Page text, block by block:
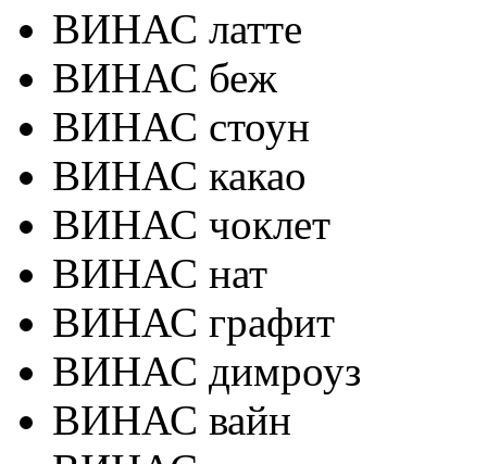
ВИНАС латте
ВИНАС беж
ВИНАС стоун
ВИНАС какао
ВИНАС чоклет
ВИНАС нат
ВИНАС графит
ВИНАС димроуз
ВИНАС вайн